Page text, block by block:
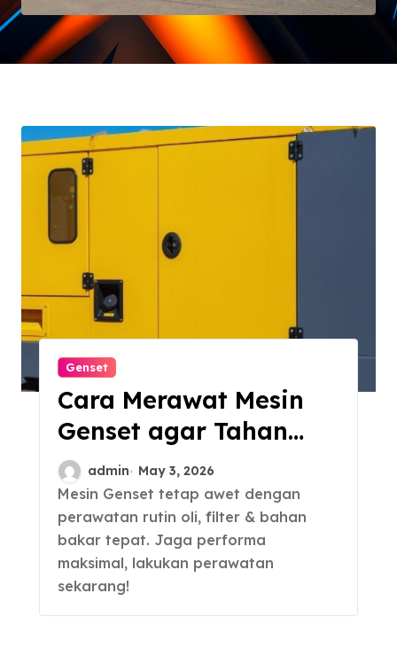
Genset
Cara Merawat Mesin
Genset agar Tahan
Lama
admin May 3, 2026
Mesin Genset tetap awet dengan
perawatan rutin oli, filter & bahan
bakar tepat. Jaga performa
maksimal, lakukan perawatan
sekarang!